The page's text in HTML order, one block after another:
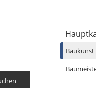
Baukunst